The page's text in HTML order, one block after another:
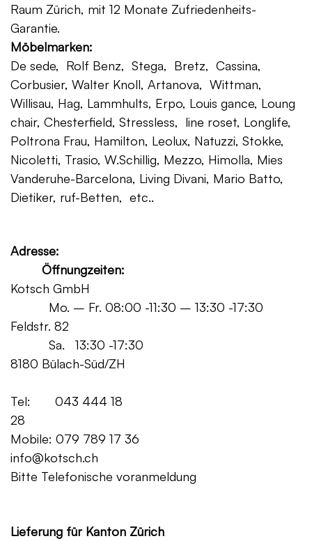
Raum Zürich, mit 12 Monate Zufriedenheits-
Garantie.
Möbelmarken:
De sede, Rolf Benz, Stega, Bretz, Cassina,
Corbusier, Walter Knoll, Artanova, Wittman,
Willisau, Hag, Lammhults, Erpo, Louis gance, Loung
chair, Chesterfield, Stressless, line roset, Longlife,
Poltrona Frau, Hamilton, Leolux, Natuzzi, Stokke,
Nicoletti, Trasio, W.Schillig, Mezzo, Himolla, Mies
Vanderuhe-Barcelona, Living Divani, Mario Batto,
Dietiker, ruf-Betten, etc..
Adresse:
Öffnungzeiten:
Kotsch GmbH
Mo. – Fr. 08:00 -11:30 – 13:30 -17:30
Feldstr. 82
Sa. 13:30 -17:30
8180 Bülach-Süd/ZH
Tel: 043 444 18
28
Mobile: 079 789 17 36
info@kotsch.ch
Bitte Telefonische voranmeldung
Lieferung für Kanton Zürich